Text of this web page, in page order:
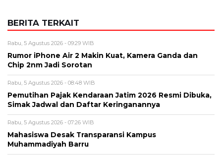
BERITA TERKAIT
Rabu, 5 Agustus 2026 - 09:29 WIB
Rumor iPhone Air 2 Makin Kuat, Kamera Ganda dan
Chip 2nm Jadi Sorotan
Rabu, 5 Agustus 2026 - 08:48 WIB
Pemutihan Pajak Kendaraan Jatim 2026 Resmi Dibuka,
Simak Jadwal dan Daftar Keringanannya
Rabu, 5 Agustus 2026 - 07:26 WIB
Mahasiswa Desak Transparansi Kampus
Muhammadiyah Barru